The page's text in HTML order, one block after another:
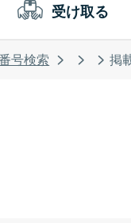
受け取る
号検索 掲